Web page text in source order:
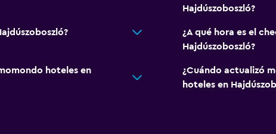
Hajdúszoboszló?
¿A qué hora es el
Hajdúszoboszló?
hoteles en
¿Cuándo actualizó
hoteles en